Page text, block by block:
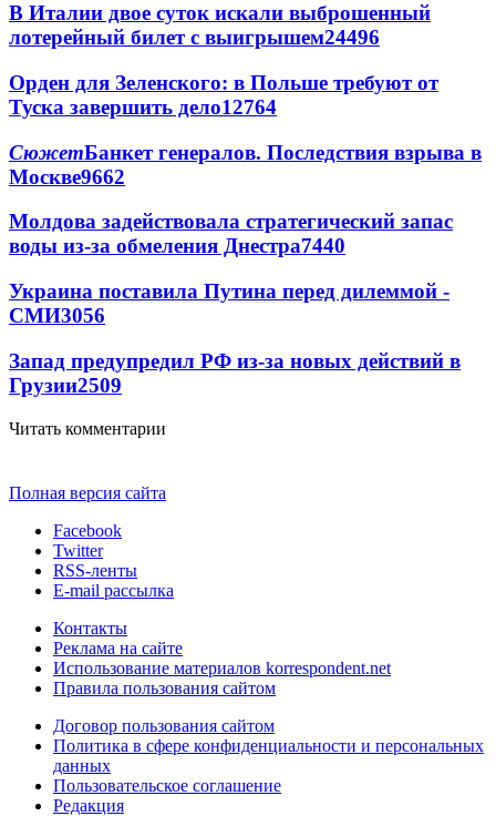
В Италии двое суток искали выброшенный
лотерейный билет с выигрышем24496
Орден для Зеленского: в Польше требуют от
Туска завершить дело12764
СюжетБанкет генералов. Последствия взрыва в
Москве9662
Молдова задействовала стратегический запас
воды из-за обмеления Днестра7440
Украина поставила Путина перед дилеммой -
СМИ3056
Запад предупредил РФ из-за новых действий в
Грузии2509
Читать комментарии
Полная версия сайта
Facebook
Twitter
RSS-ленты
E-mail рассылка
Контакты
Реклама на сайте
Использование материалов korrespondent.net
Правила пользования сайтом
Договор пользования сайтом
Политика в сфере конфиденциальности и персональных
данных
Пользовательское соглашение
Редакция